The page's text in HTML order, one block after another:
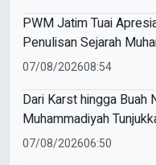
PWM Jatim Tuai
Penulisan Sejarah
07/08/202608:54
Dari Karst hingga Buah
Muhammadiyah
Potensi Lokal di
07/08/202606:50